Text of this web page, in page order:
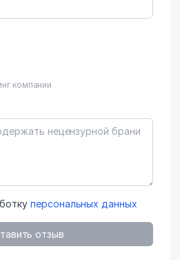
компании
персональных данных
отзыв